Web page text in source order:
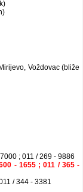
Voždovac (bliže
; 011 / 269 - 9886
- 1655 ; 011 / 365 -
/ 344 - 3381